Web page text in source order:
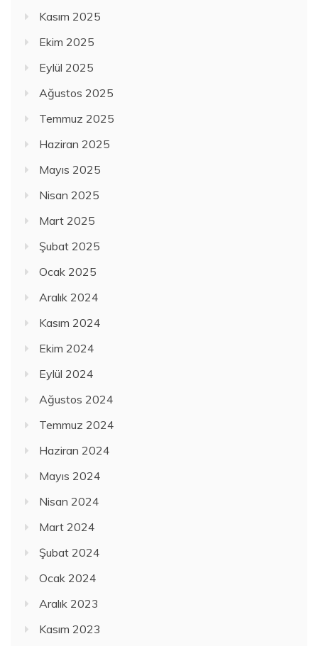
Kasım 2025
Ekim 2025
Eylül 2025
Ağustos 2025
Temmuz 2025
Haziran 2025
Mayıs 2025
Nisan 2025
Mart 2025
Şubat 2025
Ocak 2025
Aralık 2024
Kasım 2024
Ekim 2024
Eylül 2024
Ağustos 2024
Temmuz 2024
Haziran 2024
Mayıs 2024
Nisan 2024
Mart 2024
Şubat 2024
Ocak 2024
Aralık 2023
Kasım 2023